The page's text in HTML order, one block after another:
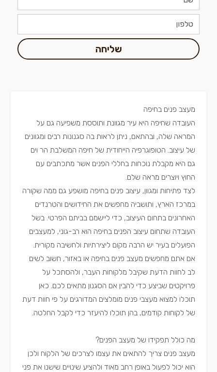
שליחה
מעצב פנים בחיפה
העובדה שחיפה היא עיר מגוונת ותוססת משפיעה גם על
המראה שלה, ובהתאם, ניתן לראות בה סגנונות רבים ומגוונים
של עיצוב. הטופוגרפיה הייחודית של חיפה המשלבת הר וים
גם היא מקבלת נוכחות בחללי הפנים אשר מתכתבים עם
החוץ ויוצרים מראה שלם.
לצד פתיחות ומגוון, עיצוב פנים בחיפה מושפע גם ממה שקורה
במרכז הארץ, ותושביה מחפשים את החידושים והטרנדים
האחרונים בתחום העיצוב, כדי ליישמם בביתם הפרטי. בשל
העובדה שתחום עיצוב הפנים בחיפה הוא רב-גוני, למעצבים
הפועלים בעיר יש הרבה מקום ליצירתיות ולחשיבה מקורית.
אם אתם מחפשים מעצב פנים בחיפה או באזור, חשוב לשים
לב לחוות הדעת שקיבל מלקוחות העבר, ולהסתכל על
פרויקטים שביצע כדי להבין אם הסגנון מתאים לכם. כאן
תוכלו למצוא מעצבי פנים מומלצים המדורגים על פי חוות דעת
של לקוחות קודמים, בהן תוכלו להיעזר כדי לקבל החלטה.
מה כולל תפקידו של מעצב הפנים?
מעצב פנים צריך להתאים את עצמו לצרכים של הלקוח ולכן
הוא יכול לפעול באופן רחב מאוד ולהציע שינויים שישנו את פני